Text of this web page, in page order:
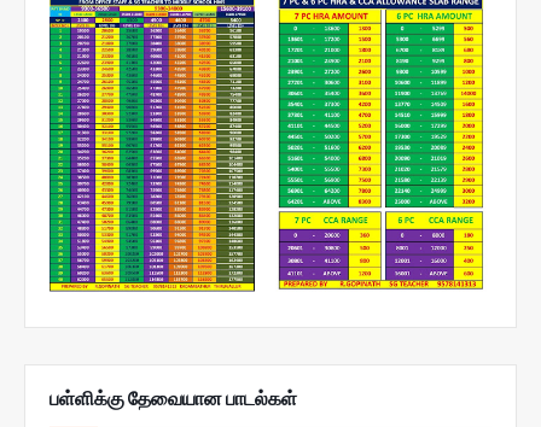
பள்ளிக்கு தேவையான பாடல்கள்